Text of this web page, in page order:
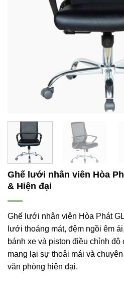
Ghế lưới nhân viên Hòa
& Hiện đại
Ghế lưới nhân viên Hòa Phát
lưới thoáng mát, đệm ngồi êm
bánh xe và piston điều chỉnh
mang lại sự thoải mái và
văn phòng hiện đại.